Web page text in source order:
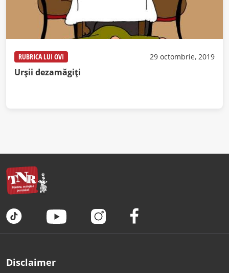
RUBRICA LUI OVI 29 octombrie, 2019
Urșii dezamăgiți
Disclaimer